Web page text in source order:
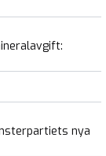
nya